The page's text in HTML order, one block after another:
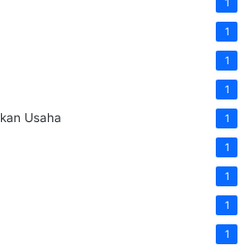
1
1
1
1
Usaha 1
1
1
1
1